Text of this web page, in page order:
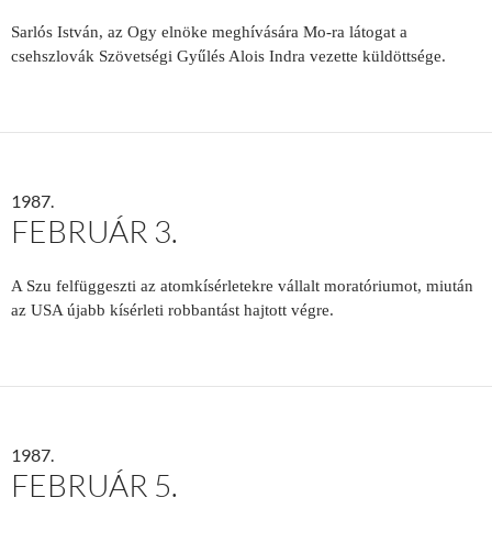
Sarlós István, az Ogy elnöke meghívására Mo-ra látogat a
csehszlovák Szövetségi Gyűlés Alois Indra vezette küldöttsége.
1987.
FEBRUÁR 3.
A Szu felfüggeszti az atomkísérletekre vállalt moratóriumot, miután
az USA újabb kísérleti robbantást hajtott végre.
1987.
FEBRUÁR 5.